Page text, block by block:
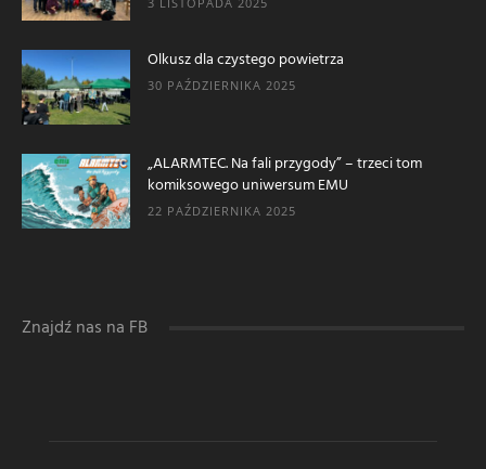
Olkusz dla czystego powietrza
30 PAŹDZIERNIKA 2025
„ALARMTEC. Na fali przygody” – trzeci tom
komiksowego uniwersum EMU
22 PAŹDZIERNIKA 2025
Znajdź nas na FB